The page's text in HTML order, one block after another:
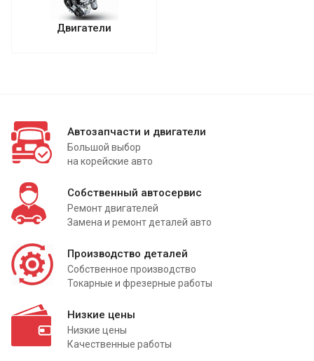
Двигатели
Автозапчасти и двигатели
Большой выбор
на корейские авто
Собственный автосервис
Ремонт двигателей
Замена и ремонт деталей авто
Производство деталей
Собственное производство
Токарные и фрезерные работы
Низкие цены
Низкие цены
Качественные работы